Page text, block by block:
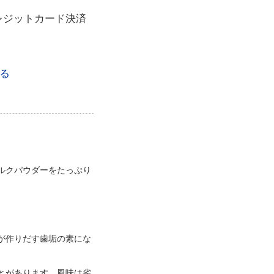
ットカード決済
クパウダーをたっぷり
作りだす歯垢の素にな